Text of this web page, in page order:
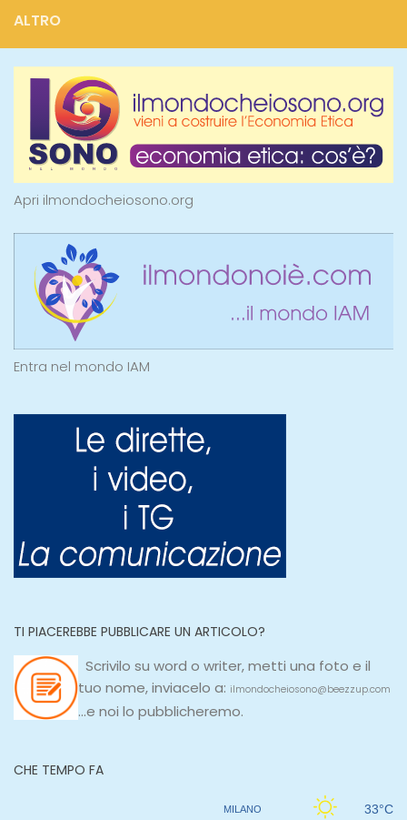
ALTRO
Apri ilmondocheiosono.org
Entra nel mondo IAM
TI PIACEREBBE PUBBLICARE UN ARTICOLO?
Scrivilo su word o writer, metti una foto e il
tuo nome, inviacelo a: ilmondocheiosono@beezzup.com
...e noi lo pubblicheremo.
CHE TEMPO FA